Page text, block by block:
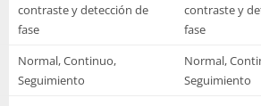
contraste y detección de
fase
contraste y
fase
Normal, Continuo,
Seguimiento
Normal,
Seguimiento